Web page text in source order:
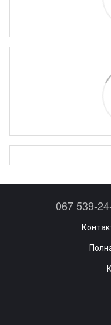
067 539-